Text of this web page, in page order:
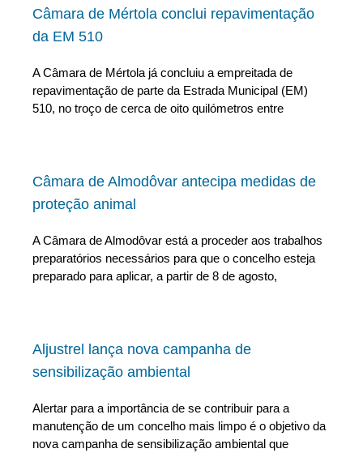
Câmara de Mértola conclui repavimentação
da EM 510
A Câmara de Mértola já concluiu a empreitada de
repavimentação de parte da Estrada Municipal (EM)
510, no troço de cerca de oito quilómetros entre
Câmara de Almodôvar antecipa medidas de
proteção animal
A Câmara de Almodôvar está a proceder aos trabalhos
preparatórios necessários para que o concelho esteja
preparado para aplicar, a partir de 8 de agosto,
Aljustrel lança nova campanha de
sensibilização ambiental
Alertar para a importância de se contribuir para a
manutenção de um concelho mais limpo é o objetivo da
nova campanha de sensibilização ambiental que